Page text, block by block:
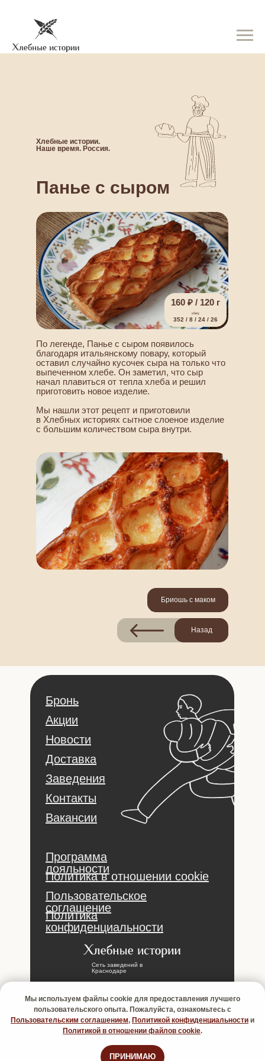
Мы используем файлы cookie для предоставления лучшего
пользовательского опыта. Пожалуйста, ознакомьтесь с
Пользовательским соглашением, Политикой конфиденциальности и
Политикой в отношении файлов cookie.
ПРИНИМАЮ
Хлебные истории.
Наше время. Россия.
По легенде, Панье с сыром появилось
благодаря итальянскому повару, который
оставил случайно кусочек сыра на только что
выпеченном хлебе. Он заметил, что сыр
начал плавиться от тепла хлеба и решил
приготовить новое изделие.
Мы нашли этот рецепт и приготовили
в Хлебных историях сытное слоеное изделие
с большим количеством сыра внутри.
Панье с сыром
Бриошь с маком
160 ₽ / 120 г
352 / 8 / 24 / 26
кбжу
Назад
Сеть заведений в
Краснодаре
© 2009 - 2025 | Краснодар, ул. Красная, 176, офис 3090
ИНН 231200338315 | ИП Кистерёв Виталий Валентинович
Доставка
Вакансии
Пользовательское
соглашение
Политика
конфиденциальности
Политика в отношении cookie
Программа
лояльности
Акции
Заведения
Бронь
Контакты
Новости
info@breadstories.ru
8 800 200 10 40